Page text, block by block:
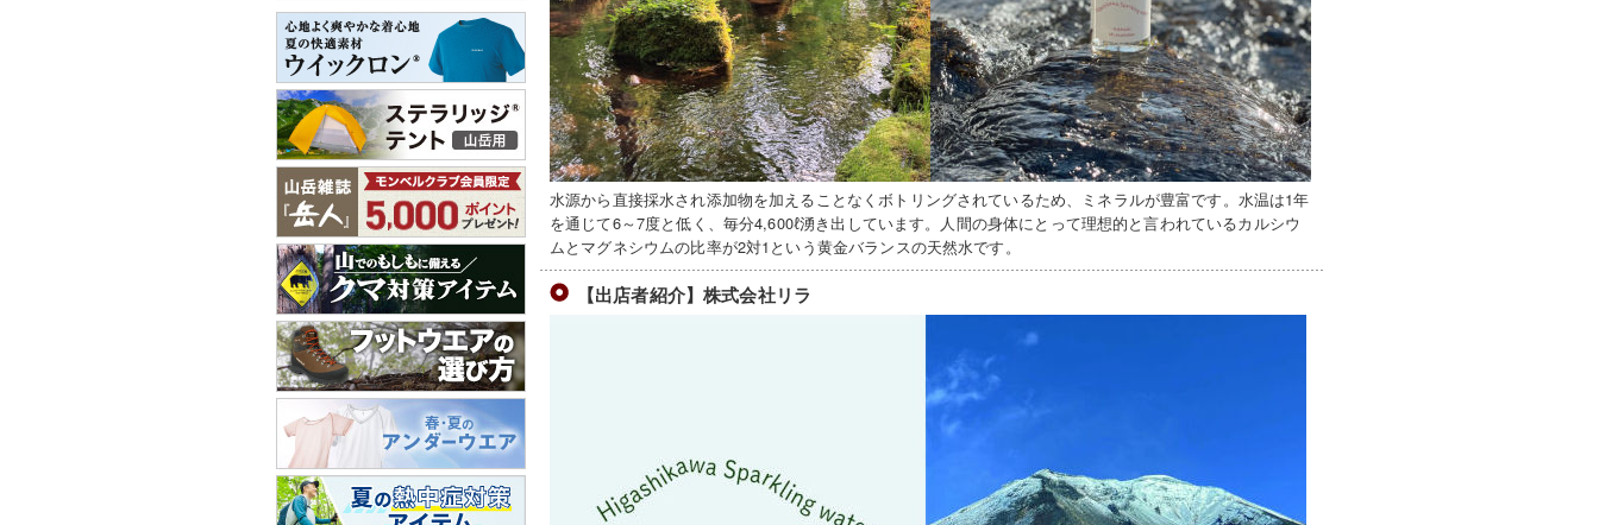
水源から直接採水され添加物を加えることなくボトリングされているため、ミネラルが豊富です。水温は1年
を通じて6～7度と低く、毎分4,600ℓ湧き出しています。人間の身体にとって理想的と言われているカルシウ
ムとマグネシウムの比率が2対1という黄金バランスの天然水です。
【出店者紹介】株式会社リラ